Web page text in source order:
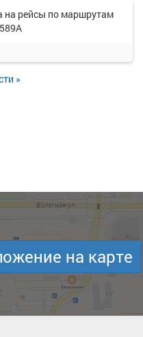
на рейсы по маршрутам
»
на карте